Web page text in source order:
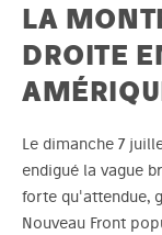
LA
DROITE
Le dimanche 7
endigué la vague
forte qu'attendue,
Nouveau Front